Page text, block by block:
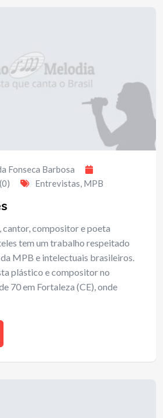
Fonseca Barbosa
(0) Entrevistas, MPB
compositor e poeta
tem um trabalho respeitado
MPB e intelectuais brasileiros.
plástico e compositor no
70 em Fortaleza (CE), onde